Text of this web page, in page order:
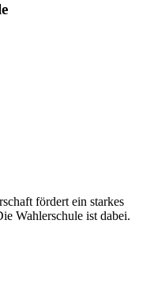
fördert ein starkes
Wahlerschule ist dabei.